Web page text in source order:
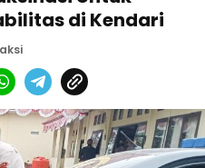
di Kendari